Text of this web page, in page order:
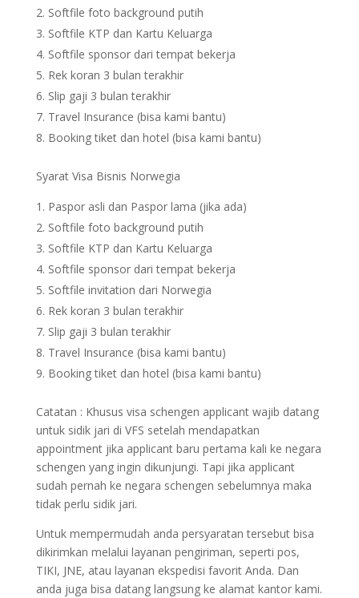
Softfile foto background putih
Softfile KTP dan Kartu Keluarga
Softfile sponsor dari tempat bekerja
Rek koran 3 bulan terakhir
Slip gaji 3 bulan terakhir
Travel Insurance (bisa kami bantu)
Booking tiket dan hotel (bisa kami bantu)
Syarat Visa Bisnis Norwegia
Paspor asli dan Paspor lama (jika ada)
Softfile foto background putih
Softfile KTP dan Kartu Keluarga
Softfile sponsor dari tempat bekerja
Softfile invitation dari Norwegia
Rek koran 3 bulan terakhir
Slip gaji 3 bulan terakhir
Travel Insurance (bisa kami bantu)
Booking tiket dan hotel (bisa kami bantu)
Catatan : Khusus visa schengen applicant wajib datang
untuk sidik jari di VFS setelah mendapatkan
appointment jika applicant baru pertama kali ke negara
schengen yang ingin dikunjungi. Tapi jika applicant
sudah pernah ke negara schengen sebelumnya maka
tidak perlu sidik jari.
Untuk mempermudah anda persyaratan tersebut bisa
dikirimkan melalui layanan pengiriman, seperti pos,
TIKI, JNE, atau layanan ekspedisi favorit Anda. Dan
anda juga bisa datang langsung ke alamat kantor kami.